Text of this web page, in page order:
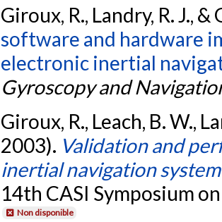
Giroux, R., Landry, R. J.,
software and hardware
electronic inertial
Gyroscopy and
Giroux, R., Leach, B. W.,
2003). Validation and
inertial navigation
14th CASI Symposium
Non disponible